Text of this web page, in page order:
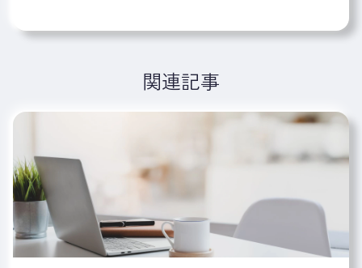
関連記事